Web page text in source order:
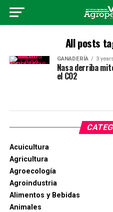
All posts
GANADERÍA 3
Nasa derriba
el CO2
Acuicultura
Agricultura
Agroecología
Agroindustria
Alimentos y Bebidas
Animales